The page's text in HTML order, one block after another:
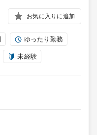
お気に入りに追加
ゆったり勤務
未経験